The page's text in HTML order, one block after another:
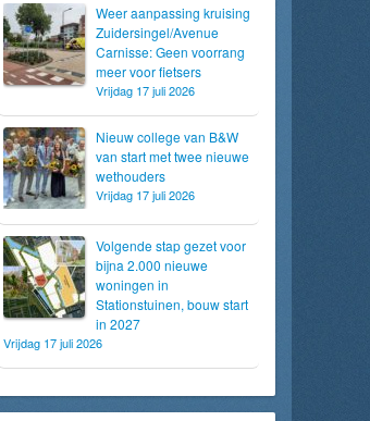
Weer aanpassing kruising
Zuidersingel/Avenue
Carnisse: Geen voorrang
meer voor fietsers
Vrijdag 17 juli 2026
Nieuw college van B&W
van start met twee nieuwe
wethouders
Vrijdag 17 juli 2026
Volgende stap gezet voor
bijna 2.000 nieuwe
woningen in
Stationstuinen, bouw start
in 2027
Vrijdag 17 juli 2026